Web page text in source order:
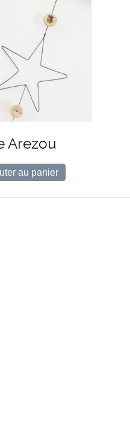
Arezou
au panier